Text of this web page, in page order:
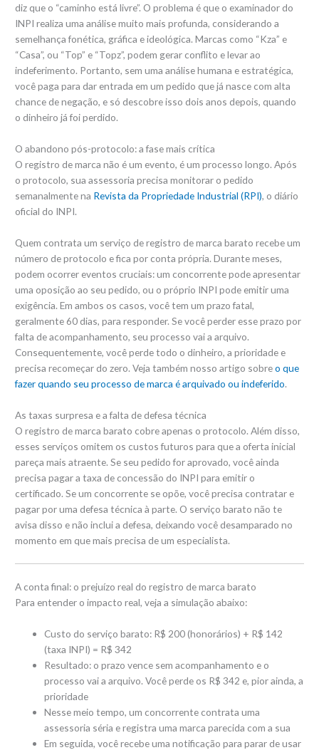
diz que o “caminho está livre”. O problema é que o examinador do
INPI realiza uma análise muito mais profunda, considerando a
semelhança fonética, gráfica e ideológica. Marcas como “Kza” e
“Casa”, ou “Top” e “Topz”, podem gerar conflito e levar ao
indeferimento. Portanto, sem uma análise humana e estratégica,
você paga para dar entrada em um pedido que já nasce com alta
chance de negação, e só descobre isso dois anos depois, quando
o dinheiro já foi perdido.
O abandono pós-protocolo: a fase mais crítica
O registro de marca não é um evento, é um processo longo. Após
o protocolo, sua assessoria precisa monitorar o pedido
semanalmente na Revista da Propriedade Industrial (RPI), o diário
oficial do INPI.
Quem contrata um serviço de registro de marca barato recebe um
número de protocolo e fica por conta própria. Durante meses,
podem ocorrer eventos cruciais: um concorrente pode apresentar
uma oposição ao seu pedido, ou o próprio INPI pode emitir uma
exigência. Em ambos os casos, você tem um prazo fatal,
geralmente 60 dias, para responder. Se você perder esse prazo por
falta de acompanhamento, seu processo vai a arquivo.
Consequentemente, você perde todo o dinheiro, a prioridade e
precisa recomeçar do zero. Veja também nosso artigo sobreo que
fazer quando seu processo de marca é arquivado ou indeferido.
As taxas surpresa e a falta de defesa técnica
O registro de marca barato cobre apenas o protocolo. Além disso,
esses serviços omitem os custos futuros para que a oferta inicial
pareça mais atraente. Se seu pedido for aprovado, você ainda
precisa pagar a taxa de concessão do INPI para emitir o
certificado. Se um concorrente se opõe, você precisa contratar e
pagar por uma defesa técnica à parte. O serviço barato não te
avisa disso e não inclui a defesa, deixando você desamparado no
momento em que mais precisa de um especialista.
A conta final: o prejuízo real do registro de marca barato
Para entender o impacto real, veja a simulação abaixo:
Custo do serviço barato: R$ 200 (honorários) + R$ 142
(taxa INPI) = R$ 342
Resultado: o prazo vence sem acompanhamento e o
processo vai a arquivo. Você perde os R$ 342 e, pior ainda, a
prioridade
Nesse meio tempo, um concorrente contrata uma
assessoria séria e registra uma marca parecida com a sua
Em seguida, você recebe uma notificação para parar de usar